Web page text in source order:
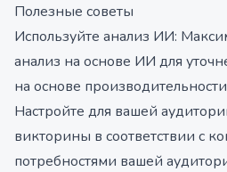
Полезные советы
Используйте анализ ИИ:
анализ на основе ИИ для
на основе
Настройте для вашей
викторины в соответствии с
потребностями вашей